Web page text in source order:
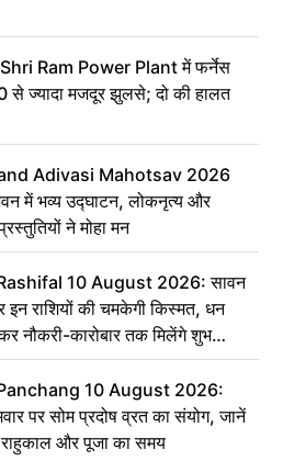
Shri Ram Power Plant में फर्नेस
से ज्यादा मजदूर झुलसे; दो की हालत
Adivasi Mahotsav 2026
में भव्य उद्घाटन, लोकनृत्य और
ने मोहा मन
10 August 2026: सावन
इन राशियों की चमकेगी किस्मत, धन
नौकरी-कारोबार तक मिलेंगे शुभ
10 August 2026:
पर सोम प्रदोष व्रत का संयोग, जानें
राहुकाल और पूजा का समय